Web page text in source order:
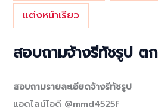
แต่งหน้าเรียว
สอบถามจ้างรีทัชรูป ต
สอบถามรายละเอียดจ้างรีทัชรูป
แอดไลน์ไอดี @mmd4525f